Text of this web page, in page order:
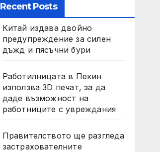
Recent Posts
Китай издава двойно
предупреждение за силен
дъжд и пясъчни бури
Работилницата в Пекин
използва 3D печат, за да
даде възможност на
работниците с увреждания
Правителството ще разгледа
застрахователните